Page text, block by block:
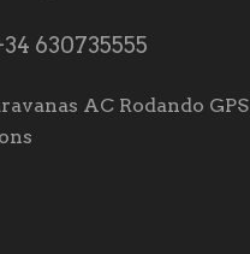
630735555
AC Rodando GPS